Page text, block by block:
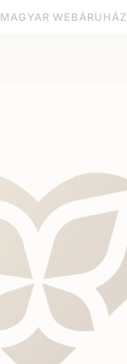
MAGYAR WEBÁRUHÁZ